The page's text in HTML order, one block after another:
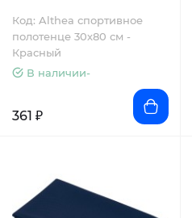
Код: Althea спортивное
полотенце 30х80 см -
Красный
В наличии-
361 ₽